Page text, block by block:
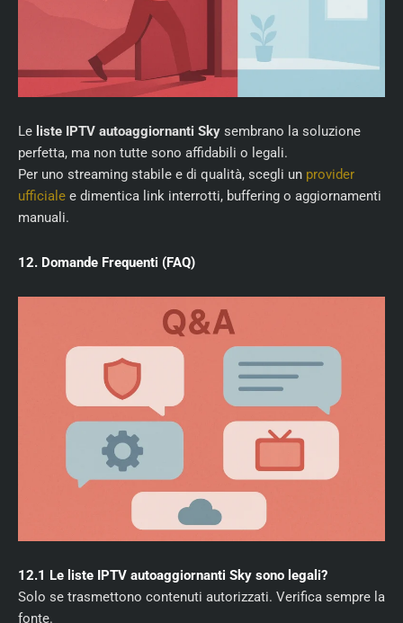
Le liste IPTV autoaggiornanti Sky sembrano la soluzione
perfetta, ma non tutte sono affidabili o legali.
Per uno streaming stabile e di qualità, scegli un provider
ufficiale e dimentica link interrotti, buffering o aggiornamenti
manuali.
12. Domande Frequenti (FAQ)
12.1 Le liste IPTV autoaggiornanti Sky sono legali?
Solo se trasmettono contenuti autorizzati. Verifica sempre la
fonte.